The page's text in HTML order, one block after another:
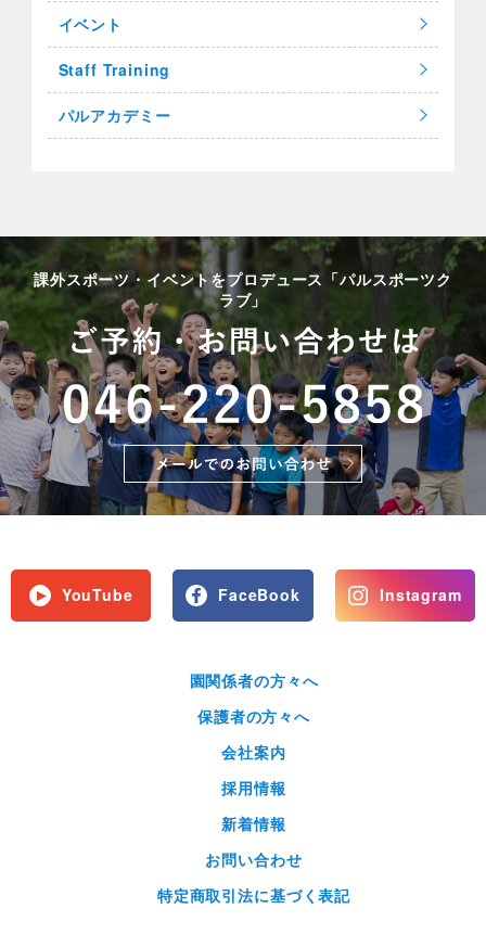
イベント
Staff Training
パルアカデミー
課外スポーツ・イベントをプロデュース「パルスポーツク
ラブ」
YouTube FaceBook Instagram
園関係者の方々へ
保護者の方々へ
会社案内
採用情報
新着情報
お問い合わせ
特定商取引法に基づく表記